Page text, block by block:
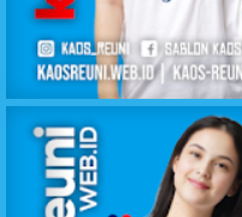
KAOS REUNI AKBAR PUTIH